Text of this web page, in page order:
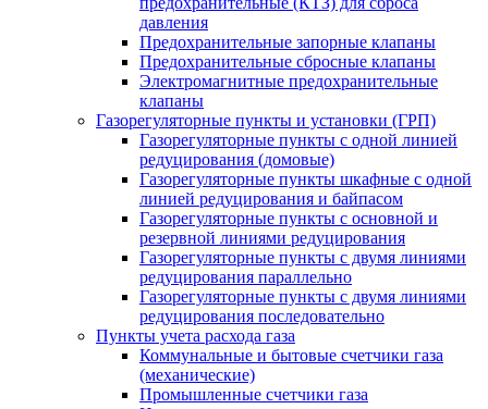
давления
Предохранительные запорные клапаны
Предохранительные сбросные клапаны
Электромагнитные предохранительные
клапаны
Газорегуляторные пункты и установки (ГРП)
Газорегуляторные пункты с одной линией
редуцирования (домовые)
Газорегуляторные пункты шкафные с одной
линией редуцирования и байпасом
Газорегуляторные пункты с основной и
резервной линиями редуцирования
Газорегуляторные пункты с двумя линиями
редуцирования параллельно
Газорегуляторные пункты с двумя линиями
редуцирования последовательно
Пункты учета расхода газа
Коммунальные и бытовые счетчики газа
(механические)
Промышленные счетчики газа